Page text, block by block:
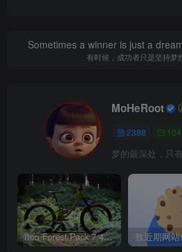
Sometimes a winner is just a
有时候，成功者只是坚持梦
MoHeRoot
2388 104
梦的最深处，只
Itoo Forest Pack 7.4.20 森林插件 For 3DSMAX 2014 ~ 2023 汉化永久版